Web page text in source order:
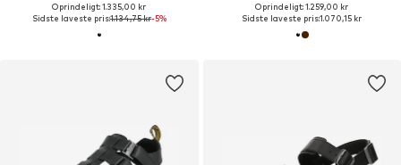
Oprindeligt: 1.335,00 kr
Sidste laveste pris:1.134,75 kr-5%
Oprindeligt: 1.259,00 kr
Sidste laveste pris:1.070,15 kr